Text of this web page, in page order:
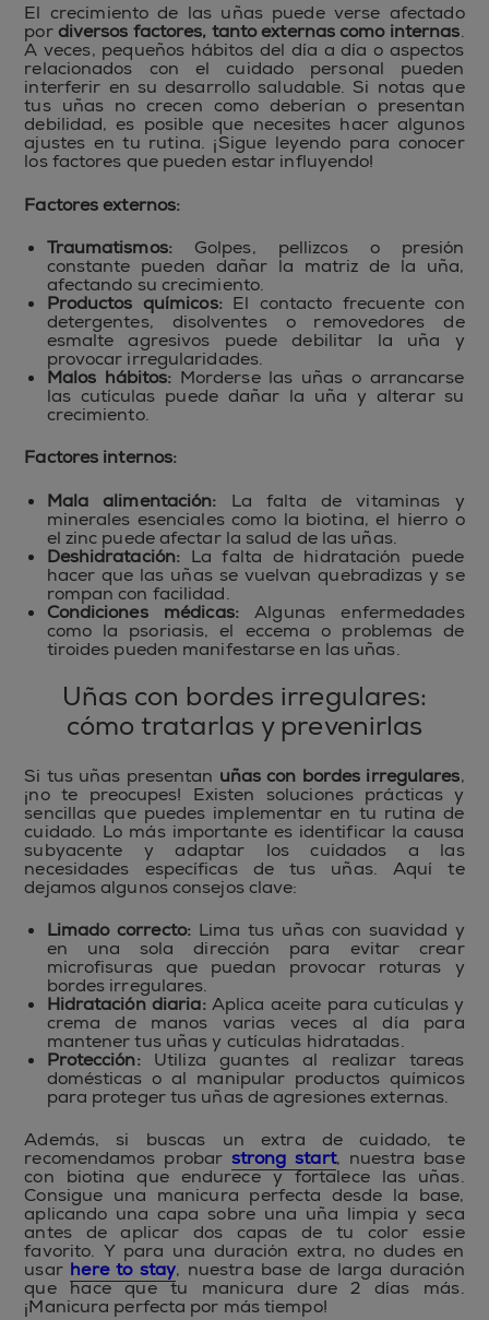
El crecimiento de las uñas puede verse afectado
pordiversos factores, tanto externas como internas.
A veces, pequeños hábitos del día a día o aspectos
relacionados con el cuidado personal pueden
interferir en su desarrollo saludable. Si notas que
tus uñas no crecen como deberían o presentan
debilidad, es posible que necesites hacer algunos
ajustes en tu rutina. ¡Sigue leyendo para conocer
los factores que pueden estar influyendo!
Factores externos:
Traumatismos:Golpes, pellizcos o presión
constante pueden dañar la matriz de la uña,
afectando su crecimiento.
Productos químicos:El contacto frecuente con
detergentes, disolventes o removedores de
esmalte agresivos puede debilitar la uña y
provocar irregularidades.
Malos hábitos: Morderse las uñas o arrancarse
las cutículas puede dañar la uña y alterar su
crecimiento.
Factores internos:
Mala alimentación: La falta de vitaminas y
minerales esenciales como la biotina, el hierro o
el zinc puede afectar la salud de las uñas.
Deshidratación: La falta de hidratación puede
hacer que las uñas se vuelvan quebradizas y se
rompan con facilidad.
Condiciones médicas:Algunas enfermedades
como la psoriasis, el eccema o problemas de
tiroides pueden manifestarse en las uñas.
Uñas con bordes irregulares:
cómo tratarlas y prevenirlas
Si tus uñas presentan uñas con bordes irregulares,
¡no te preocupes! Existen soluciones prácticas y
sencillas que puedes implementar en tu rutina de
cuidado. Lo más importante es identificar la causa
subyacente y adaptar los cuidados a las
necesidades específicas de tus uñas. Aquí te
dejamos algunos consejos clave:
Limado correcto:Lima tus uñas con suavidad y
en una sola dirección para evitar crear
microfisuras que puedan provocar roturas y
bordes irregulares.
Hidratación diaria:Aplica aceite para cutículas y
crema de manos varias veces al día para
mantener tus uñas y cutículas hidratadas.
Protección:Utiliza guantes al realizar tareas
domésticas o al manipular productos químicos
para proteger tus uñas de agresiones externas.
Además, si buscas un extra de cuidado, te
recomendamos probar strong start, nuestra base
con biotina que endurece y fortalece las uñas.
Consigue una manicura perfecta desde la base,
aplicando una capa sobre una uña limpia y seca
antes de aplicar dos capas de tu color essie
favorito. Y para una duración extra, no dudes en
usar here to stay, nuestra base de larga duración
que hace que tu manicura dure 2 días más.
¡Manicura perfecta por más tiempo!